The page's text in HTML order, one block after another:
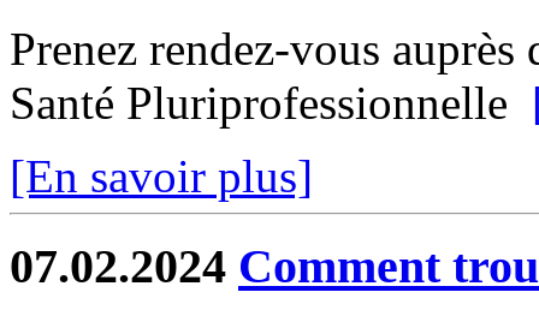
Prenez rendez-vous
Santé Pluriprofessionnelle
[En savoir plus]
07.02.2024 Comment